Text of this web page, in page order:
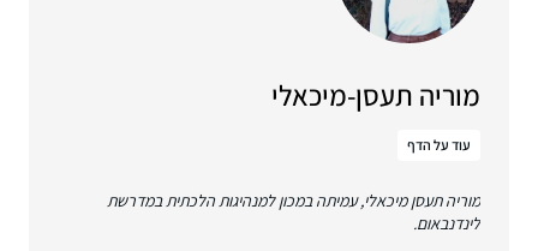
מוריה תעסן-מיכאלי
עוד על הדף
מוריה תעסן מיכאלי, עמיתה במכון למנהיגות הלכתית במדרשת
לינדנבאום.